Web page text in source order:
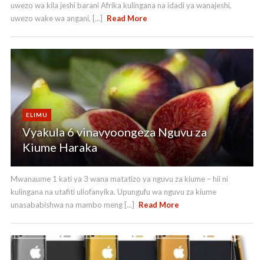
uwezo wa kila jeshi barani Afrika kulingana na idadi ya wanajeshi,
uwezo wake wa angani, [...]
Read More
ELIMU
Vyakula 6 vinavyoongeza Nguvu za
Kiume Haraka
Mwanaume 1 kati ya 3 wana matatizo ya nguvu za kiume – hii ni
kulingana na utafiti uliofanyika. Upungufu wa nguvu za kiume
unasababishwa na mambo meng [...]
Read More